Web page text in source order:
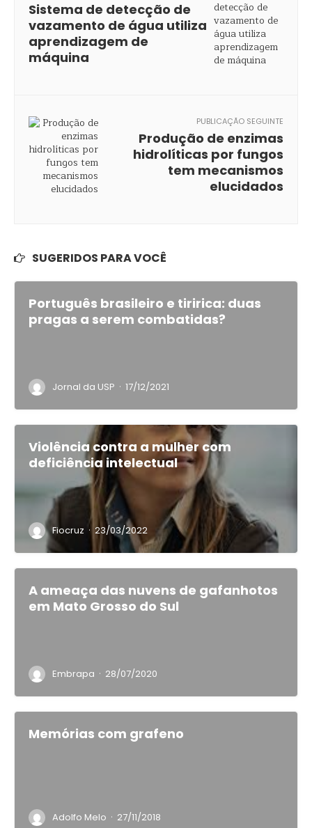
Sistema de detecção de
vazamento de água utiliza
aprendizagem de
máquina
PUBLICAÇÃO SEGUINTE
Produção de enzimas
hidrolíticas por fungos
tem mecanismos
elucidados
SUGERIDOS PARA VOCÊ
Português brasileiro e tiririca: duas
pragas a serem combatidas?
Jornal da USP · 17/12/2021
Violência contra a mulher com
deficiência intelectual
Fiocruz · 23/03/2022
A ameaça das nuvens de gafanhotos
em Mato Grosso do Sul
Embrapa · 28/07/2020
Memórias com grafeno
Adolfo Melo · 27/11/2018